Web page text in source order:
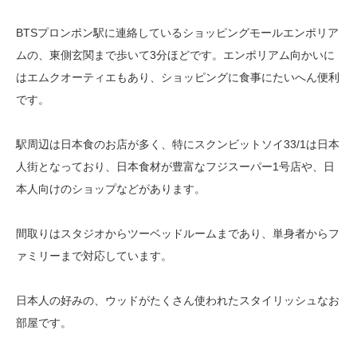
BTSプロンポン駅に連絡しているショッピングモールエンポリア
ムの、東側玄関まで歩いて3分ほどです。エンポリアム向かいに
はエムクオーティエもあり、ショッピングに食事にたいへん便利
です。
駅周辺は日本食のお店が多く、特にスクンビットソイ33/1は日本
人街となっており、日本食材が豊富なフジスーパー1号店や、日
本人向けのショップなどがあります。
間取りはスタジオからツーベッドルームまであり、単身者からフ
ァミリーまで対応しています。
日本人の好みの、ウッドがたくさん使われたスタイリッシュなお
部屋です。